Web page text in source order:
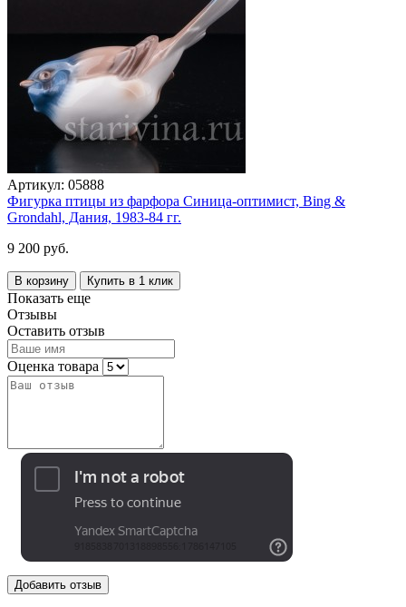
Артикул: 05888
Фигурка птицы из фарфора Синица-оптимист, Bing &
Grondahl, Дания, 1983-84 гг.
9 200 руб.
В корзину Купить в 1 клик
Показать еще
Отзывы
Оставить отзыв
Оценка товара
Добавить отзыв